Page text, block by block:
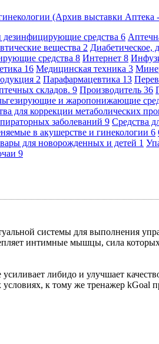
(Архив выставки Аптека
дезинфицирующие средства 6
вещества 2 Диабетическое,
средства 8 Интернет 8
16 Медицинская техника 3
2 Парафармацевтика 13
складов. 9 Производитель 36
и жаропонижающие
для коррекции метаболических
заболеваний 9 Средства
в акушерстве и гинекологии 6
для новорожденных и детей 1
9
системы для выполнения
интимные мышцы, сила
либидо и улучшает
к тому же тренажер